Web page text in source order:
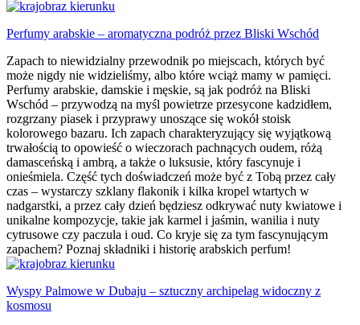
Perfumy arabskie – aromatyczna podróż przez Bliski Wschód
Zapach to niewidzialny przewodnik po miejscach, których być
może nigdy nie widzieliśmy, albo które wciąż mamy w pamięci.
Perfumy arabskie, damskie i męskie, są jak podróż na Bliski
Wschód – przywodzą na myśl powietrze przesycone kadzidłem,
rozgrzany piasek i przyprawy unoszące się wokół stoisk
kolorowego bazaru. Ich zapach charakteryzujący się wyjątkową
trwałością to opowieść o wieczorach pachnących oudem, różą
damasceńską i ambrą, a także o luksusie, który fascynuje i
onieśmiela. Część tych doświadczeń może być z Tobą przez cały
czas – wystarczy szklany flakonik i kilka kropel wtartych w
nadgarstki, a przez cały dzień będziesz odkrywać nuty kwiatowe i
unikalne kompozycje, takie jak karmel i jaśmin, wanilia i nuty
cytrusowe czy paczula i oud. Co kryje się za tym fascynującym
zapachem? Poznaj składniki i historię arabskich perfum!
Wyspy Palmowe w Dubaju – sztuczny archipelag widoczny z
kosmosu